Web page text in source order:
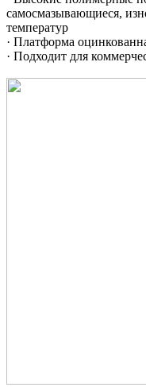
самосмазывающиеся,
температур
· Платформа
· Подходит для